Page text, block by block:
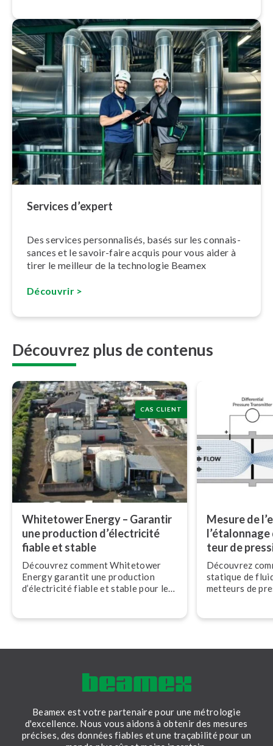
Services d’expert
Des services per­son­na­li­sés, basés sur les con­nais­
sances et le savoir-faire acquis pour vous aider à
tirer le meilleur de la technologie Beamex
Découvrir >
Découvrez plus de contenus
CAS CLIENT
Whitetower Energy – Garantir
une production d’électricité
fiable et stable
Découvrez comment Whitetower
Energy garantit une production
d’électricité fiable et stable pour le
Mesure de
teur de
Découvrez
statique de
met­teurs de
sur le terrain
Beamex est votre partenaire pour une métrologie
d'excellence. Nous vous aidons à obtenir des mesures
précises, des données fiables et une traçabilité pour un